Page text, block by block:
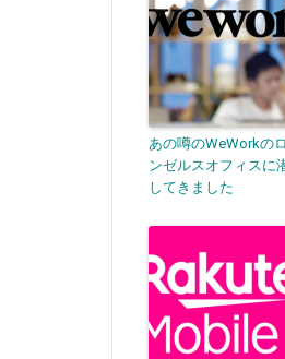
あの噂のWeWorkの
ンゼルスオフィスに
してきました